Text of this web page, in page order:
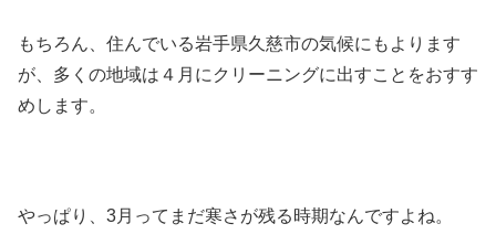
もちろん、住んでいる岩手県久慈市の気候にもよります
が、多くの地域は４月にクリーニングに出すことをおすす
めします。
やっぱり、3月ってまだ寒さが残る時期なんですよね。